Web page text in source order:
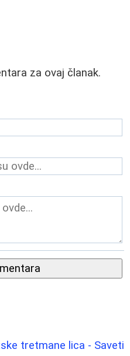
za ovaj članak.
tretmane lica - Saveti